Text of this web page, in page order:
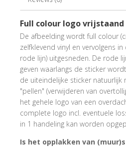
Full colour logo
De afbeelding wordt full colour
zelfklevend vinyl en vervolgens
rode lijn) uitgesneden. De rode
geven waarlangs de sticker
de uiteindelijke sticker natuurlijk
"pellen" (verwijderen van
het gehele logo van een
complete logo incl. eventuele
in 1 handeling kan worden
Is het opplakken van